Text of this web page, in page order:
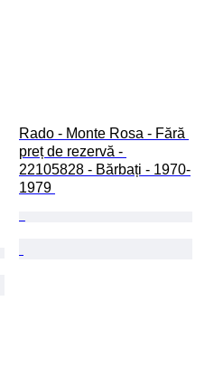
Rado - Monte Rosa - Fără
preț de rezervă -
22105828 - Bărbați - 1970-
1979